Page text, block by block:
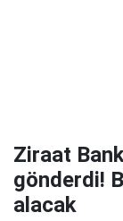
Ziraat
gönderdi!
alacak